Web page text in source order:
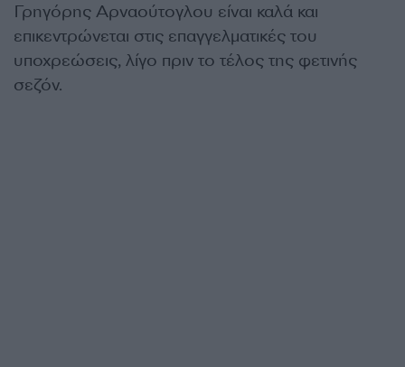
Γρηγόρης Αρναούτογλου είναι καλά και
επικεντρώνεται στις επαγγελματικές του
υποχρεώσεις, λίγο πριν το τέλος της φετινής
σεζόν.